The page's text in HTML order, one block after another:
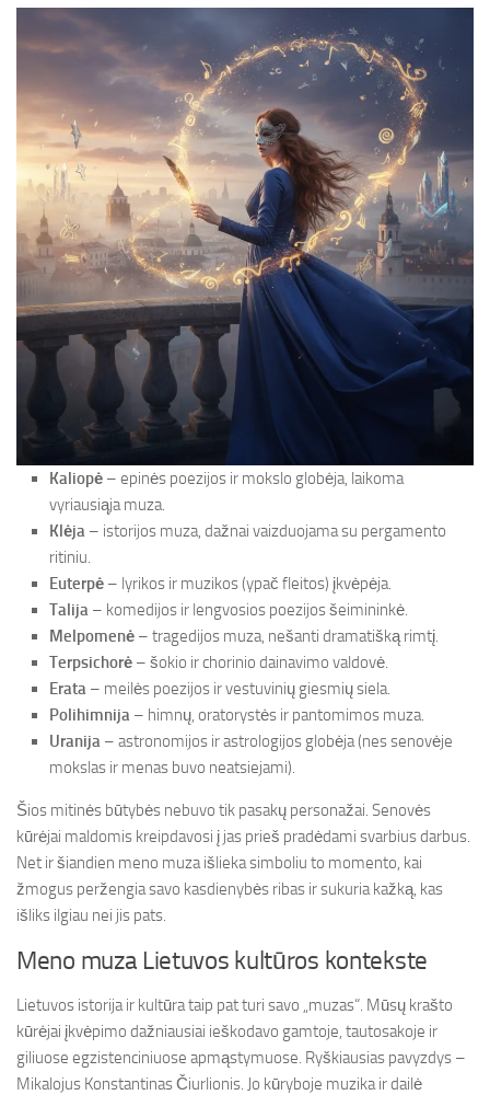
Kaliopė – epinės poezijos ir mokslo globėja, laikoma
vyriausiąja muza.
Klėja – istorijos muza, dažnai vaizduojama su pergamento
ritiniu.
Euterpė – lyrikos ir muzikos (ypač fleitos) įkvėpėja.
Talija – komedijos ir lengvosios poezijos šeimininkė.
Melpomenė – tragedijos muza, nešanti dramatišką rimtį.
Terpsichorė – šokio ir chorinio dainavimo valdovė.
Erata – meilės poezijos ir vestuvinių giesmių siela.
Polihimnija – himnų, oratorystės ir pantomimos muza.
Uranija – astronomijos ir astrologijos globėja (nes senovėje
mokslas ir menas buvo neatsiejami).
Šios mitinės būtybės nebuvo tik pasakų personažai. Senovės
kūrėjai maldomis kreipdavosi į jas prieš pradėdami svarbius darbus.
Net ir šiandien meno muza išlieka simboliu to momento, kai
žmogus peržengia savo kasdienybės ribas ir sukuria kažką, kas
išliks ilgiau nei jis pats.
Meno muza Lietuvos kultūros kontekste
Lietuvos istorija ir kultūra taip pat turi savo „muzas“. Mūsų krašto
kūrėjai įkvėpimo dažniausiai ieškodavo gamtoje, tautosakoje ir
giliuose egzistenciniuose apmąstymuose. Ryškiausias pavyzdys –
Mikalojus Konstantinas Čiurlionis. Jo kūryboje muzika ir dailė